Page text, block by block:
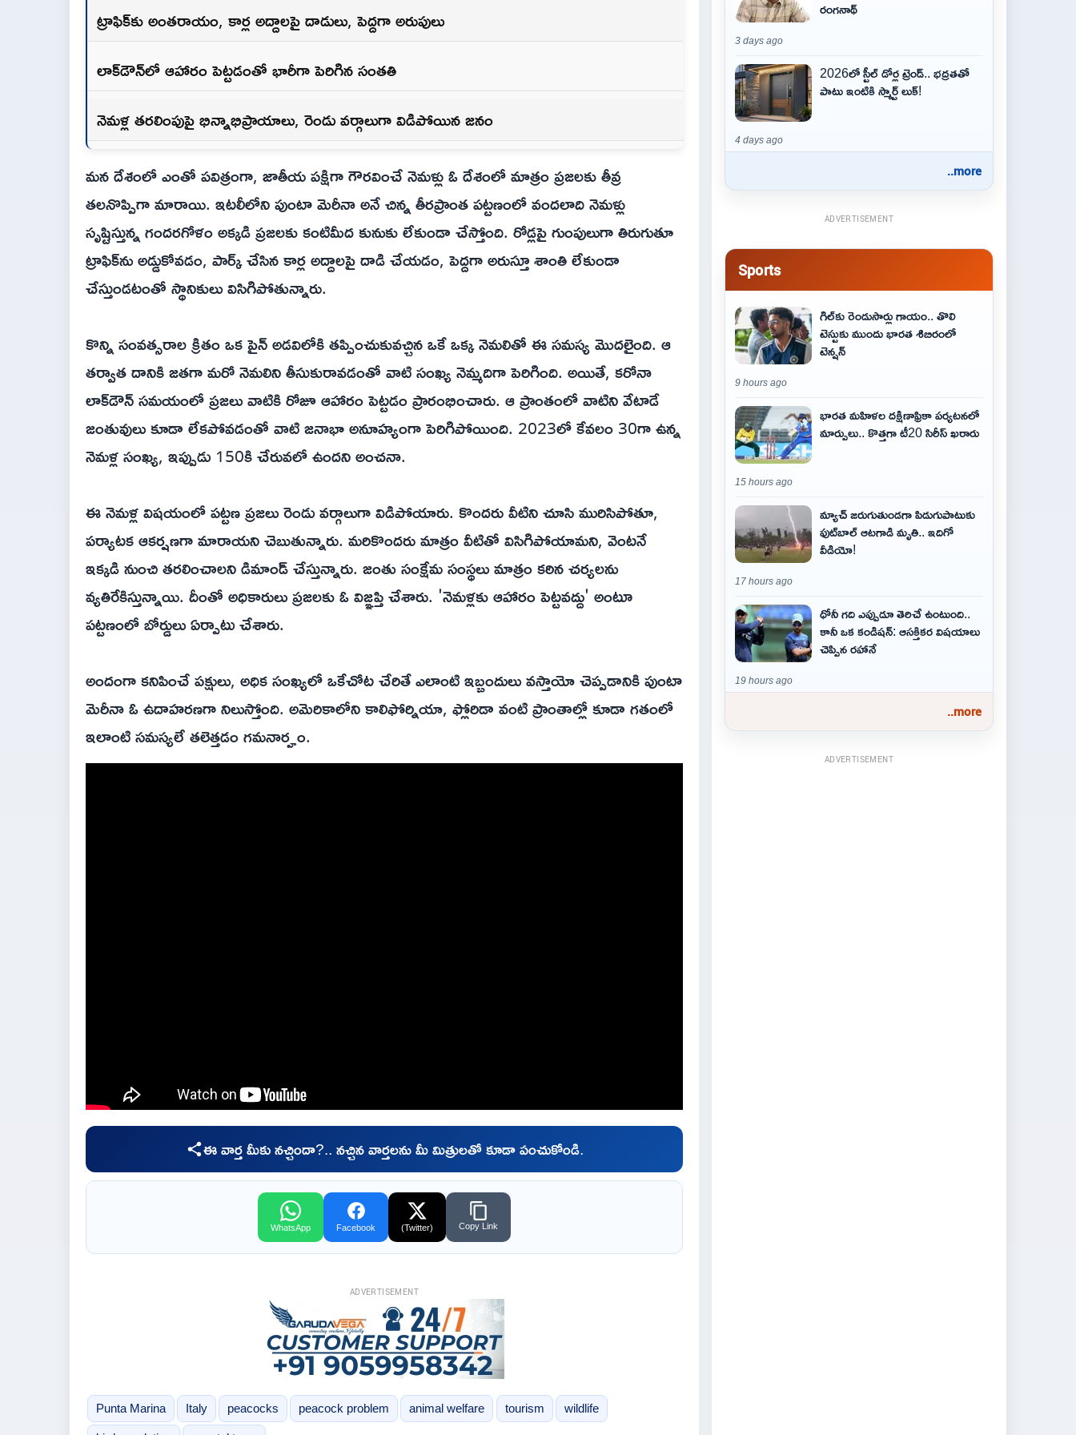
ట్రాఫిక్‌కు అంతరాయం, కార్ల అద్దాలపై దాడులు, పెద్దగా అరుపులు
లాక్‌డౌన్‌లో ఆహారం పెట్టడంతో భారీగా పెరిగిన సంతతి
నెమళ్ల తరలింపుపై భిన్నాభిప్రాయాలు, రెండు వర్గాలుగా విడిపోయిన జనం
మన దేశంలో ఎంతో పవిత్రంగా, జాతీయ పక్షిగా గౌరవించే నెమళ్లు ఓ దేశంలో మాత్రం ప్రజలకు తీవ్ర
తలనొప్పిగా మారాయి. ఇటలీలోని పుంటా మెరీనా అనే చిన్న తీరప్రాంత పట్టణంలో వందలాది నెమళ్లు
సృష్టిస్తున్న గందరగోళం అక్కడి ప్రజలకు కంటిమీద కునుకు లేకుండా చేస్తోంది. రోడ్లపై గుంపులుగా తిరుగుతూ
ట్రాఫిక్‌ను అడ్డుకోవడం, పార్క్ చేసిన కార్ల అద్దాలపై దాడి చేయడం, పెద్దగా అరుస్తూ శాంతి లేకుండా
చేస్తుండటంతో స్థానికులు విసిగిపోతున్నారు.
కొన్ని సంవత్సరాల క్రితం ఒక పైన్ అడవిలోకి తప్పించుకువచ్చిన ఒకే ఒక్క నెమలితో ఈ సమస్య మొదలైంది. ఆ
తర్వాత దానికి జతగా మరో నెమలిని తీసుకురావడంతో వాటి సంఖ్య నెమ్మదిగా పెరిగింది. అయితే, కరోనా
లాక్‌డౌన్ సమయంలో ప్రజలు వాటికి రోజూ ఆహారం పెట్టడం ప్రారంభించారు. ఆ ప్రాంతంలో వాటిని వేటాడే
జంతువులు కూడా లేకపోవడంతో వాటి జనాభా అనూహ్యంగా పెరిగిపోయింది. 2023లో కేవలం 30గా ఉన్న
నెమళ్ల సంఖ్య, ఇప్పుడు 150కి చేరువలో ఉందని అంచనా.
ఈ నెమళ్ల విషయంలో పట్టణ ప్రజలు రెండు వర్గాలుగా విడిపోయారు. కొందరు వీటిని చూసి మురిసిపోతూ,
పర్యాటక ఆకర్షణగా మారాయని చెబుతున్నారు. మరికొందరు మాత్రం వీటితో విసిగిపోయామని, వెంటనే
ఇక్కడి నుంచి తరలించాలని డిమాండ్ చేస్తున్నారు. జంతు సంక్షేమ సంస్థలు మాత్రం కఠిన చర్యలను
వ్యతిరేకిస్తున్నాయి. దీంతో అధికారులు ప్రజలకు ఓ విజ్ఞప్తి చేశారు. 'నెమళ్లకు ఆహారం పెట్టవద్దు' అంటూ
పట్టణంలో బోర్డులు ఏర్పాటు చేశారు.
అందంగా కనిపించే పక్షులు, అధిక సంఖ్యలో ఒకేచోట చేరితే ఎలాంటి ఇబ్బందులు వస్తాయో చెప్పడానికి పుంటా
మెరీనా ఓ ఉదాహరణగా నిలుస్తోంది. అమెరికాలోని కాలిఫోర్నియా, ఫ్లోరిడా వంటి ప్రాంతాల్లో కూడా గతంలో
ఇలాంటి సమస్యలే తలెత్తడం గమనార్హం.
ఈ వార్త మీకు నచ్చిందా?.. నచ్చిన వార్తలను మీ మిత్రులతో కూడా పంచుకోండి.
WhatsApp Facebook (Twitter) Copy Link
ADVERTISEMENT
Punta Marina Italy peacocks peacock problem animal welfare tourism wildlife
రంగనాథ్
3 days ago
2026లో స్టీల్ డోర్ల ట్రెండ్.. భద్రతతో
పాటు ఇంటికి స్మార్ట్ లుక్!
4 days ago
..more
ADVERTISEMENT
Sports
గిల్‌కు రెండుసార్లు గాయం.. తొలి
టెస్టుకు ముందు భారత శిబిరంలో
టెన్షన్
9 hours ago
భారత మహిళల దక్షిణాఫ్రికా పర్యటనలో
మార్పులు.. కొత్తగా టీ20 సిరీస్ ఖరారు
15 hours ago
మ్యాచ్ జరుగుతుండగా పిడుగుపాటుకు
ఫుట్‌బాల్ ఆటగాడి మృతి.. ఇదిగో
వీడియో!
17 hours ago
ధోనీ గది ఎప్పుడూ తెరిచే ఉంటుంది..
కానీ ఒక కండిషన్: ఆసక్తికర విషయాలు
చెప్పిన రహానే
19 hours ago
..more
ADVERTISEMENT